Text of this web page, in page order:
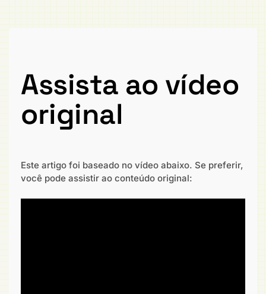
Assista ao vídeo
original
Este artigo foi baseado no vídeo abaixo. Se preferir,
você pode assistir ao conteúdo original: